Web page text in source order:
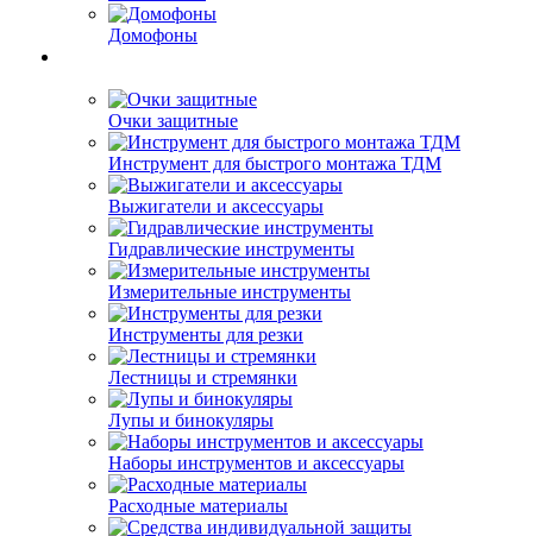
Домофоны
Очки защитные
Инструмент для быстрого монтажа ТДМ
Выжигатели и аксессуары
Гидравлические инструменты
Измерительные инструменты
Инструменты для резки
Лестницы и стремянки
Лупы и бинокуляры
Наборы инструментов и аксессуары
Расходные материалы